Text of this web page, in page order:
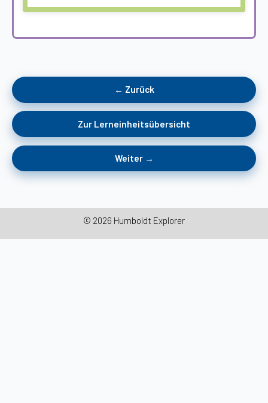
← Zurück
Zur Lerneinheitsübersicht
Weiter →
© 2026 Humboldt Explorer